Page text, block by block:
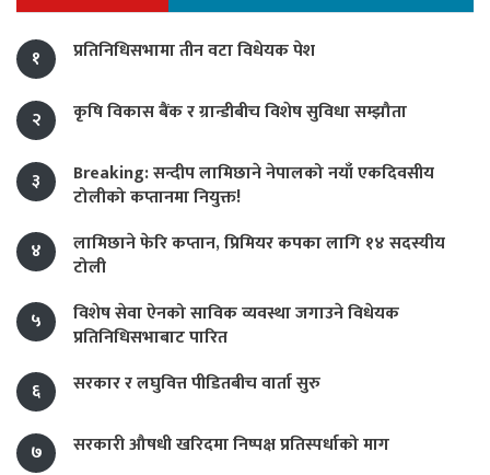
१ प्रतिनिधिसभामा तीन वटा विधेयक पेश
२ कृषि विकास बैंक र ग्रान्डीबीच विशेष सुविधा सम्झौता
३
Breaking: सन्दीप लामिछाने नेपालको नयाँ एकदिवसीय
टोलीको कप्तानमा नियुक्त!
४
लामिछाने फेरि कप्तान, प्रिमियर कपका लागि १४ सदस्यीय
टोली
५
विशेष सेवा ऐनको साविक व्यवस्था जगाउने विधेयक
प्रतिनिधिसभाबाट पारित
६
सरकार र लघुवित्त पीडितबीच वार्ता सुरु
७ सरकारी औषधी खरिदमा निष्पक्ष प्रतिस्पर्धाको माग